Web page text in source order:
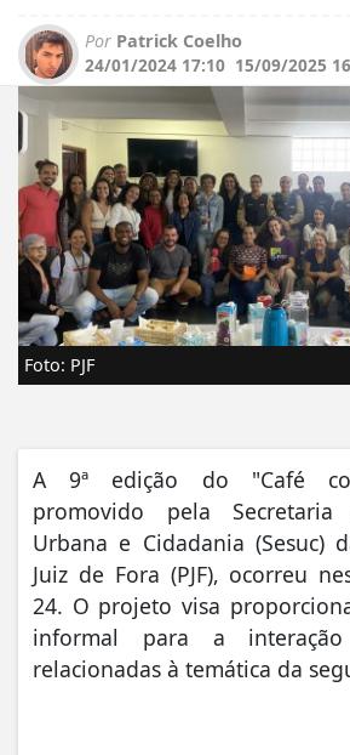
Por Patrick Coelho
24/01/2024 17:10 15/09/2025
Foto: PJF
A 9ª edição do "Café
promovido pela Secretaria
Urbana e Cidadania (Sesuc)
Juiz de Fora (PJF), ocorreu
24. O projeto visa
informal para a
relacionadas à temática da